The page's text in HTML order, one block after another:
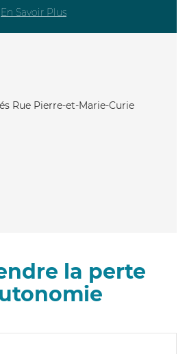
En Savoir Plus
Rue Pierre-et-Marie-Curie
la perte